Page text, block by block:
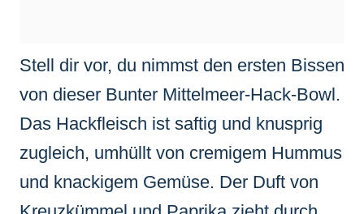
Stell dir vor, du nimmst den ersten Bissen
von dieser Bunter Mittelmeer-Hack-Bowl.
Das Hackfleisch ist saftig und knusprig
zugleich, umhüllt von cremigem Hummus
und knackigem Gemüse. Der Duft von